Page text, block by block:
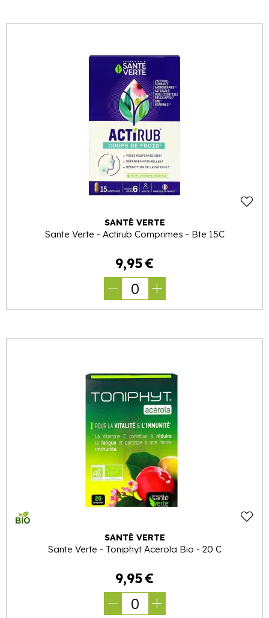
SANTÉ VERTE
Sante Verte - Actirub Comprimes - Bte 15C
9,95€
0
SANTÉ VERTE
Sante Verte - Toniphyt Acerola Bio - 20 C
9,95€
0